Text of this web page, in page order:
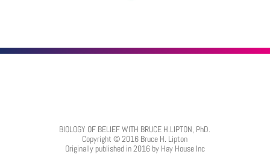
BIOLOGY OF BELIEF WITH BRUCE H.LIPTON, PhD.
Copyright © 2016 Bruce H. Lipton
Originally published in 2016 by Hay House Inc